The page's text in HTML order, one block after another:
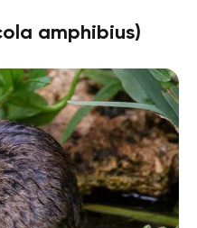
amphibius)